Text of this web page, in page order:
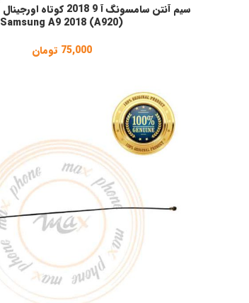
افزودن به سبد خرید
Samsung A9 2018 (A920)
75,000 تومان